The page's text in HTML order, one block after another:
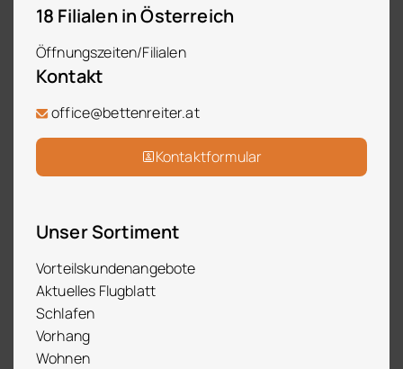
18 Filialen in Österreich
Öffnungszeiten/Filialen
Kontakt
office@bettenreiter.at
Kontaktformular
Unser Sortiment
Vorteilskundenangebote
Aktuelles Flugblatt
Schlafen
Vorhang
Wohnen